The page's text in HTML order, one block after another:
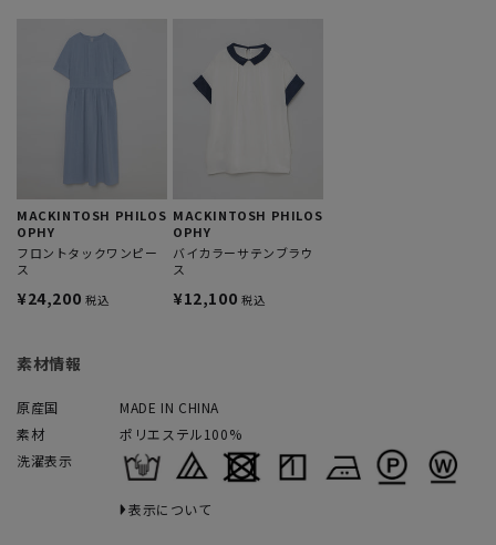
MACKINTOSH PHILOS
OPHY
フロントタックワンピー
ス
¥24,200 税込
MACKINTOSH PHILOS
OPHY
バイカラーサテンブラウ
ス
¥12,100 税込
素材情報
原産国
MADE IN CHINA
素材
ポリエステル100%
洗濯表示
表示について